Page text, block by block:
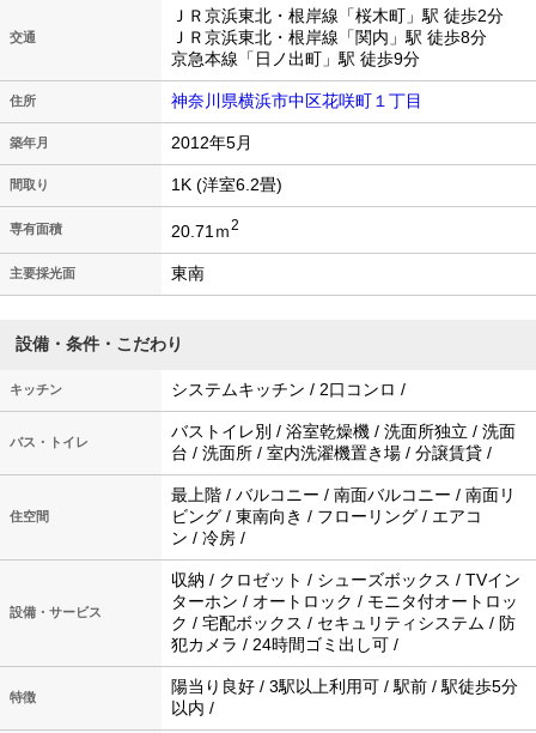
交通
ＪＲ京浜東北・根岸線「桜木町」駅 徒歩2分
ＪＲ京浜東北・根岸線「関内」駅 徒歩8分
京急本線「日ノ出町」駅 徒歩9分
住所 神奈川県横浜市中区花咲町１丁目
築年月 2012年5月
間取り 1K (洋室6.2畳)
専有面積 20.71ｍ2
主要採光面 東南
設備・条件・こだわり
キッチン システムキッチン / 2口コンロ /
バス・トイレ
バストイレ別 / 浴室乾燥機 / 洗面所独立 / 洗面
台 / 洗面所 / 室内洗濯機置き場 / 分譲賃貸 /
住空間
最上階 / バルコニー / 南面バルコニー / 南面リ
ビング / 東南向き / フローリング / エアコ
ン / 冷房 /
設備・サービス
収納 / クロゼット / シューズボックス / TVイン
ターホン / オートロック / モニタ付オートロッ
ク / 宅配ボックス / セキュリティシステム / 防
犯カメラ / 24時間ゴミ出し可 /
特徴
陽当り良好 / 3駅以上利用可 / 駅前 / 駅徒歩5分
以内 /